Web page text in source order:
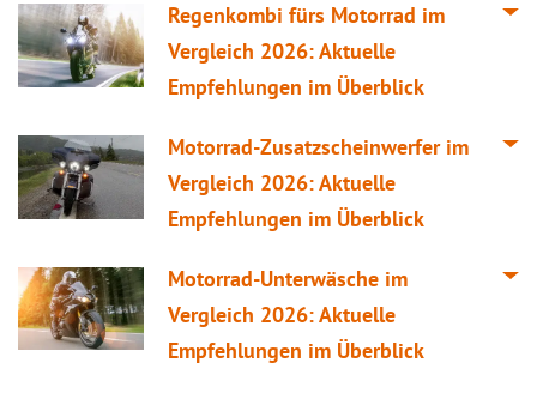
Regenkombi fürs Motorrad im
Vergleich 2026: Aktuelle
Empfehlungen im Überblick
Motorrad-Zusatzscheinwerfer im
Vergleich 2026: Aktuelle
Empfehlungen im Überblick
Motorrad-Unterwäsche im
Vergleich 2026: Aktuelle
Empfehlungen im Überblick